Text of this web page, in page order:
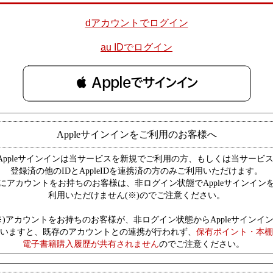
dアカウントでログイン
au IDでログイン
 Appleでサインイン
Appleサインインをご利用のお客様へ
サインインは当サービスを新規でご利用の方、もしくは当サービ
登録済の他のIDとAppleIDを連携済の方のみご利用いただけます。
アカウントをお持ちのお客様は、非ログイン状態でAppleサインイン
利用いただけません(※)のでご注意ください。
カウントをお持ちのお客様が、非ログイン状態からAppleサインイ
ますと、既存のアカウントとの連携が行われず、 保有ポイント・本棚
電子書籍購入履歴が共有されませんのでご注意ください。